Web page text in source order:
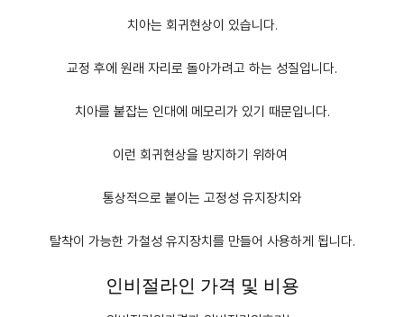
치아는 회귀현상이 있습니다.
교정 후에 원래 자리로 돌아가려고 하는 성질입니다.
치아를 붙잡는 인대에 메모리가 있기 때문입니다.
이런 회귀현상을 방지하기 위하여
통상적으로 붙이는 고정성 유지장치와
탈착이 가능한 가철성 유지장치를 만들어 사용하게 됩니다.
인비절라인 가격 및 비용